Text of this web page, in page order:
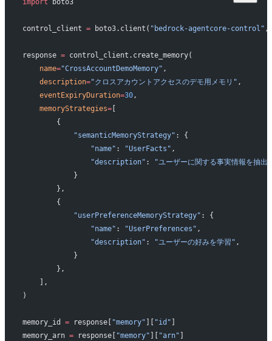
import boto3
control_client = boto3.client( "bedrock-agentcore-control"
response = control_client.create_memory(
    name
="CrossAccountDemoMemory" ,
    description
="クロスアカウントアクセスのデモ用メモリ" ,
    eventExpiryDuration
=30,
    memoryStrategies
=[
        {
            "semanticMemoryStrategy"
: {
                "name"
: "UserFacts" ,
                "description"
: "ユーザーに関する事実情報を抽出"
            }
        },
        {
            "userPreferenceMemoryStrategy"
: {
                "name"
: "UserPreferences" ,
                "description"
: "ユーザーの好みを学習" ,
            }
        },
    ],
)
memory_id = response[ "memory" "id"
memory_arn = response[ "memory" "arn"